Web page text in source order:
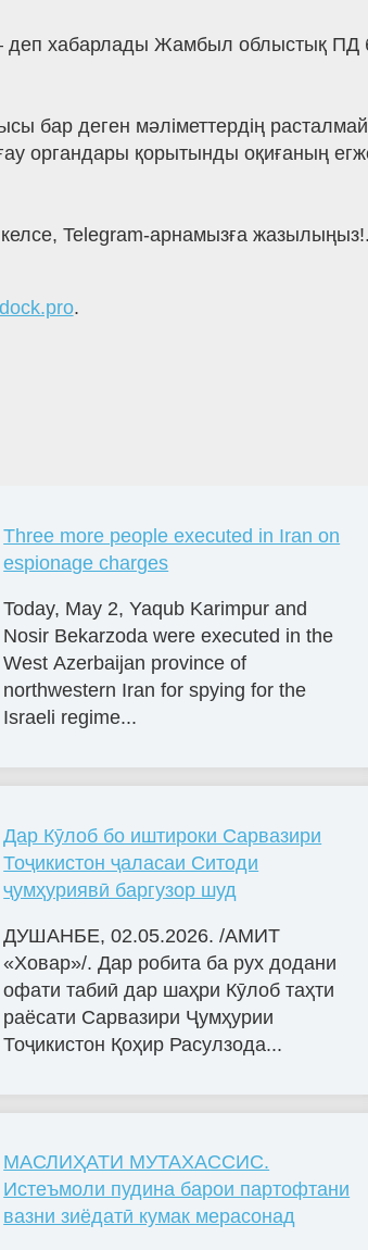
хабарлады Жамбыл облыстық ПД
бар деген мәліметтердің
органдары қорытынды оқиғаның
Telegram-арнамызға жазылыңыз!.
.
Three more people executed in Iran on
espionage charges
Today, May 2, Yaqub Karimpur and
Nosir Bekarzoda were executed in the
West Azerbaijan province of
northwestern Iran for spying for the
Israeli regime...
Дар Кӯлоб бо иштироки Сарвазири
Тоҷикистон ҷаласаи Ситоди
ҷумҳуриявӣ баргузор шуд
ДУШАНБЕ, 02.05.2026. /АМИТ
«Ховар»/. Дар робита ба рух додани
офати табиӣ дар шаҳри Кӯлоб таҳти
раёсати Сарвазири Ҷумҳурии
Тоҷикистон Қоҳир Расулзода...
МАСЛИҲАТИ МУТАХАССИС.
Истеъмоли пудина барои партофтани
вазни зиёдатӣ кумак мерасонад